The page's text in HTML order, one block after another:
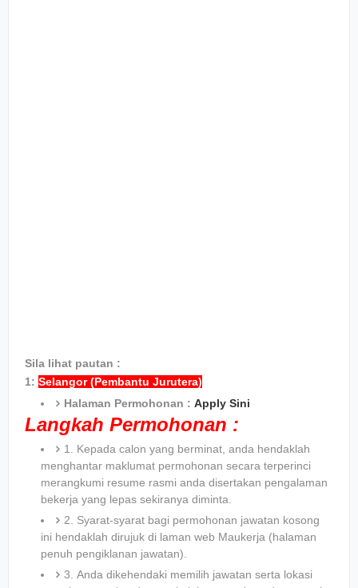
Sila lihat pautan :
1: Selangor (Pembantu Jurutera)
Halaman Permohonan : Apply Sini
Langkah Permohonan :
1. Kepada calon yang berminat, anda hendaklah
menghantar maklumat permohonan secara terperinci
merangkumi resume rasmi anda disertakan pengalaman
bekerja yang lepas sekiranya diminta.
2. Syarat-syarat bagi permohonan jawatan kosong
ini hendaklah dirujuk di laman web Maukerja (halaman
penuh pengiklanan jawatan).
3. Anda dikehendaki memilih jawatan serta lokasi